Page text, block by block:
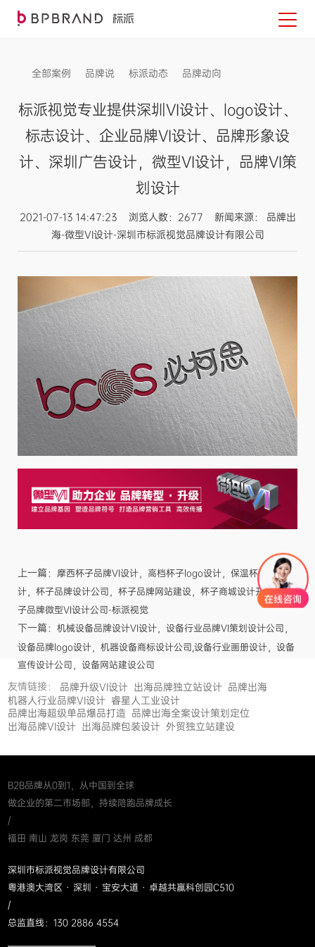
全部案例 品牌说 标派动态 品牌动向
标派视觉专业提供深圳VI设计、logo设计、
标志设计、企业品牌VI设计、品牌形象设
计、深圳广告设计，微型VI设计，品牌VI策
划设计
2021-07-13 14:47:23 浏览人数：2677 新闻来源： 品牌出
海-微型VI设计-深圳市标派视觉品牌设计有限公司
上一篇： 摩西杯子品牌VI设计，高档杯子logo设计，保温杯商标设
计，杯子品牌设计公司，杯子品牌网站建设，杯子商城设计开发，杯
子品牌微型VI设计公司-标派视觉
下一篇： 机械设备品牌设计VI设计，设备行业品牌VI策划设计公司，
设备品牌logo设计，机器设备商标设计公司,设备行业画册设计，设备
宣传设计公司，设备网站建设公司
友情链接： 品牌升级VI设计 出海品牌独立站设计 品牌出海
机器人行业品牌VI设计 睿星人工业设计
品牌出海超级单品爆品打造 品牌出海全案设计策划定位
出海品牌VI设计 出海品牌包装设计 外贸独立站建设
B2B品牌从0到1，从中国到全球
做企业的第二市场部，持续陪跑品牌成长
/
福田 南山 龙岗 东莞 厦门 达州 成都
深圳市标派视觉品牌设计有限公司
粤港澳大湾区 · 深圳 · 宝安大道 · 卓越共赢科创园C510
/
总监直线：130 2886 4554